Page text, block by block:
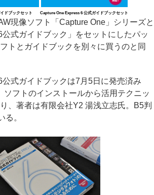
ドブックセット Capture One Express 6 公式ガイドブックセット
現像ソフト「Capture One」シリーズと
公式ガイドブック」をセットにしたパッ
トとガイドブックを別々に買うのと同
式ガイドブックは7月5日に発売済み
ソフトのインストールから活用テクニッ
、著者は有限会社Y2 湯浅立志氏。B5判
る。